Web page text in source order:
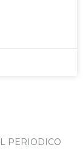
PERIODICO